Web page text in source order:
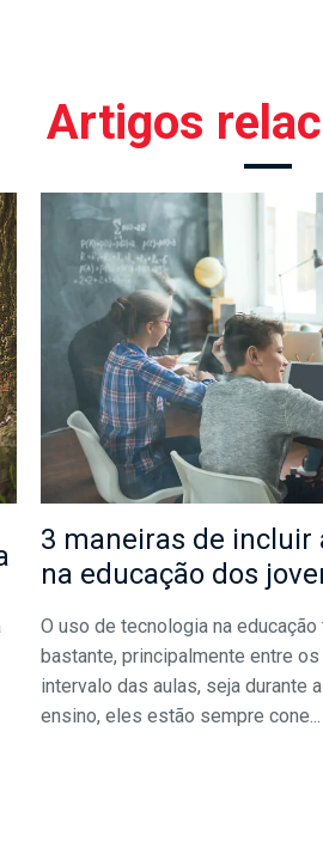
Artigos
3 maneiras de incluir
na educação dos
O uso de tecnologia na educação
bastante, principalmente entre os
intervalo das aulas, seja durante
ensino, eles estão sempre cone...